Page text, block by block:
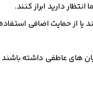
دارید ابراز کنند.
از حمایت اضافی
عاطفی داشته باشند